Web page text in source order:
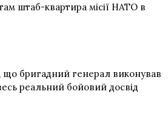
штаб-квартира місії НАТО в
що бригадний генерал виконував
реальний бойовий досвід